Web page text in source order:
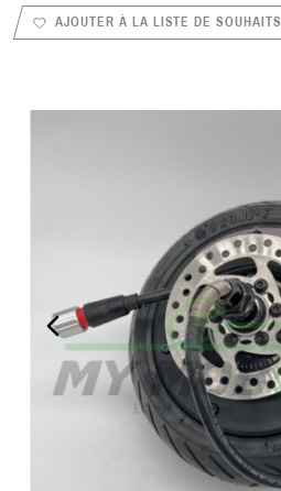
AJOUTER À LA LISTE DE SOUHAITS
PREVIOUS_SLIDE